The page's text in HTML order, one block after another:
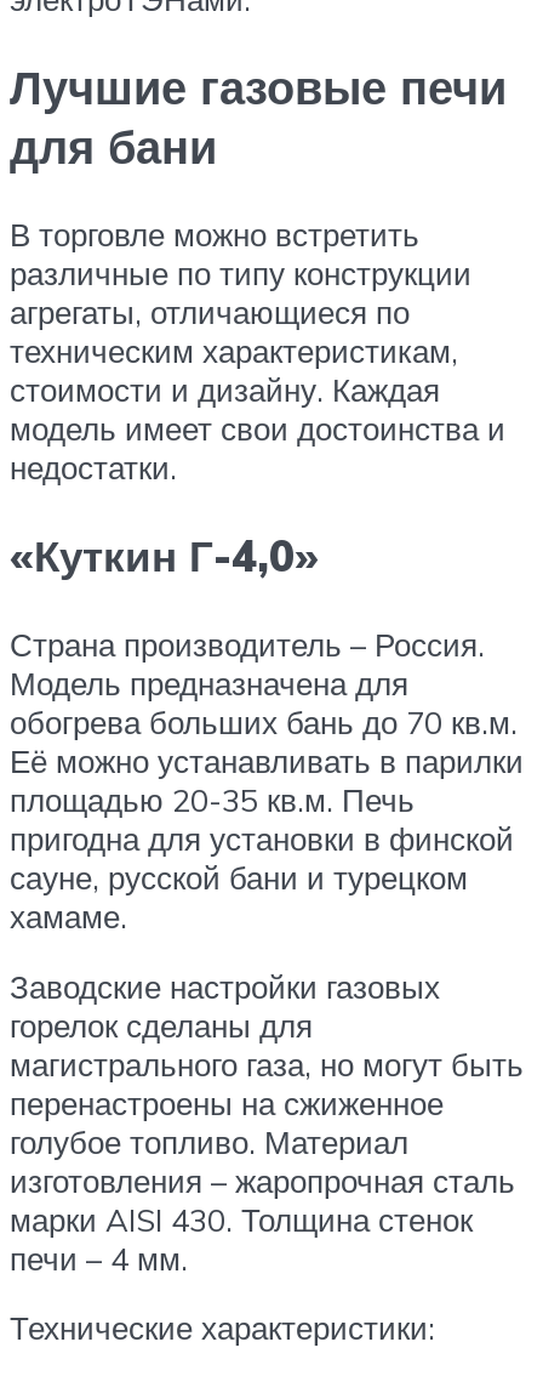
Лучшие газовые печи
для бани
В торговле можно встретить
различные по типу конструкции
агрегаты, отличающиеся по
техническим характеристикам,
стоимости и дизайну. Каждая
модель имеет свои достоинства и
недостатки.
«Куткин Г-4,0»
Страна производитель – Россия.
Модель предназначена для
обогрева больших бань до 70 кв.м.
Её можно устанавливать в парилки
площадью 20-35 кв.м. Печь
пригодна для установки в финской
сауне, русской бани и турецком
хамаме.
Заводские настройки газовых
горелок сделаны для
магистрального газа, но могут быть
перенастроены на сжиженное
голубое топливо. Материал
изготовления – жаропрочная сталь
марки AISI 430. Толщина стенок
печи – 4 мм.
Технические характеристики: